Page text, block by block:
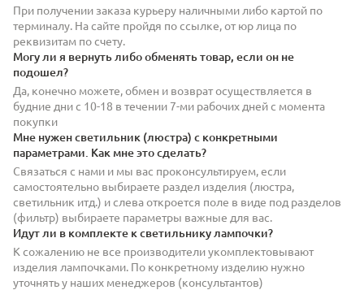
При получении заказа курьеру наличными либо картой по
терминалу. На сайте пройдя по ссылке, от юр лица по
реквизитам по счету.
Могу ли я вернуть либо обменять товар, если он не
подошел?
Да, конечно можете, обмен и возврат осуществляется в
будние дни с 10-18 в течении 7-ми рабочих дней с момента
покупки
Мне нужен светильник (люстра) с конкретными
параметрами. Как мне это сделать?
Связаться с нами и мы вас проконсультируем, если
самостоятельно выбираете раздел изделия (люстра,
светильник итд.) и слева откроется поле в виде под разделов
(фильтр) выбираете параметры важные для вас.
Идут ли в комплекте к светильнику лампочки?
К сожалению не все производители укомплектовывают
изделия лампочками. По конкретному изделию нужно
уточнять у наших менеджеров (консультантов)